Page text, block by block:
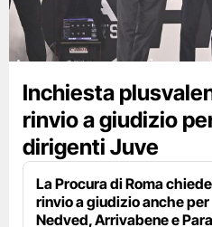
Inchiesta
rinvio a giudizio
dirigenti Juve
La Procura di Roma
rinvio a giudizio anche per
Nedved, Arrivabene e